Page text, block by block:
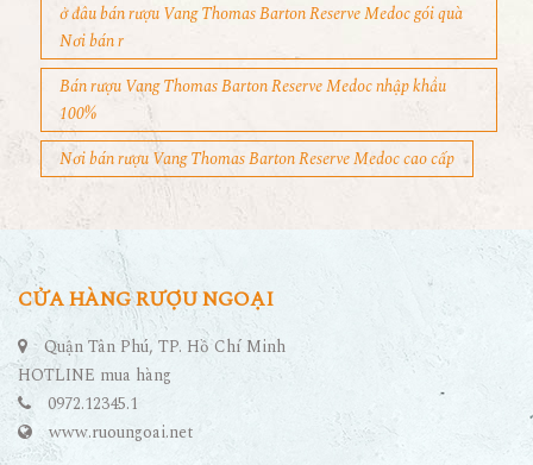
ở đâu bán rượu Vang Thomas Barton Reserve Medoc gói quà
Nơi bán r
Bán rượu Vang Thomas Barton Reserve Medoc nhập khẩu
100%
Nơi bán rượu Vang Thomas Barton Reserve Medoc cao cấp
CỬA HÀNG RƯỢU NGOẠI
Quận Tân Phú, TP. Hồ Chí Minh
HOTLINE mua hàng
0972.12345.1
www.ruoungoai.net